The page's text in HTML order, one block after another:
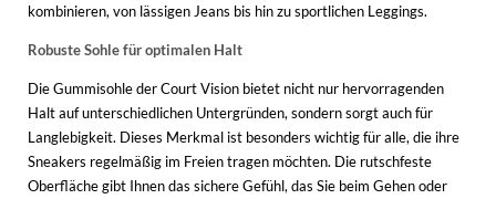
kombinieren, von lässigen Jeans bis hin zu sportlichen Leggings.
Robuste Sohle für optimalen Halt
Die Gummisohle der Court Vision bietet nicht nur hervorragenden
Halt auf unterschiedlichen Untergründen, sondern sorgt auch für
Langlebigkeit. Dieses Merkmal ist besonders wichtig für alle, die ihre
Sneakers regelmäßig im Freien tragen möchten. Die rutschfeste
Oberfläche gibt Ihnen das sichere Gefühl, das Sie beim Gehen oder